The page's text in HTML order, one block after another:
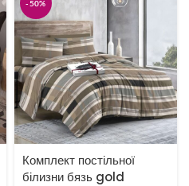
-50%
Комплект постільної
білизни бязь gold